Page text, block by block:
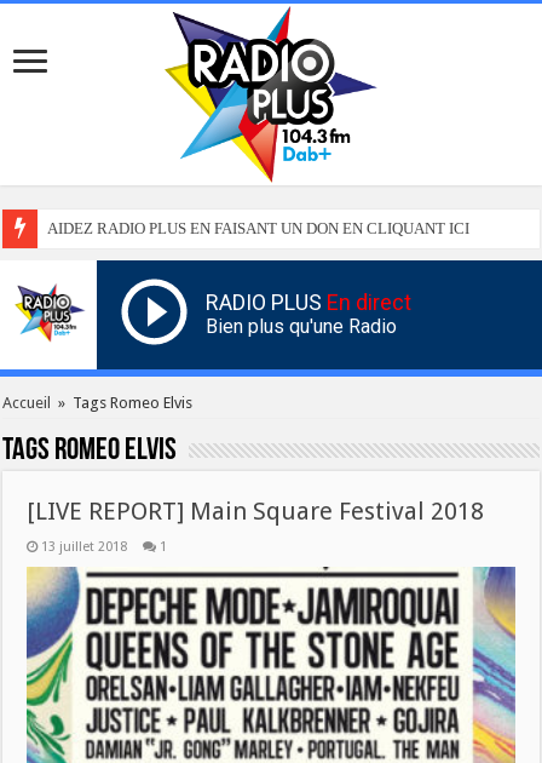
AIDEZ RADIO PLUS EN FAISANT UN DON EN CLIQUANT ICI
RADIO PLUS En direct
Bien plus qu'une Radio
Accueil » Tags Romeo Elvis
Tags Romeo Elvis
[LIVE REPORT] Main Square Festival 2018
13 juillet 2018 1